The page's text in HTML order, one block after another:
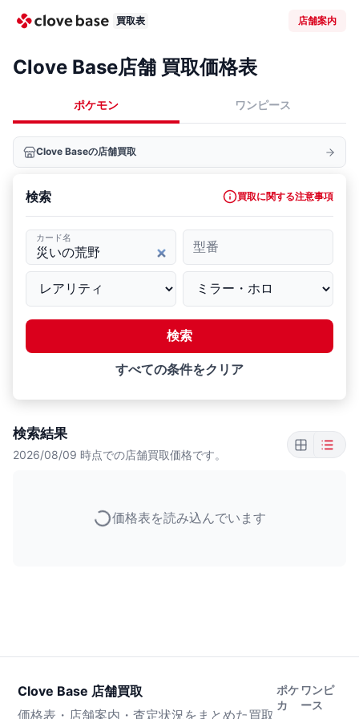
買取表 店舗案内
Clove Base店舗 買取価格表
ポケモン ワンピース
Clove Baseの店舗買取
検索 買取に関する注意事項
カード名
型番
検索
すべての条件をクリア
検索結果
2026/08/09 時点での店舗買取価格です。
価格表を読み込んでいます
Clove Base 店舗買取
価格表・店舗案内・査定状況をまとめた買取
ポケ
カ
ワンピ
ース